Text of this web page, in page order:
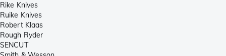
Rike Knives
Ruike Knives
Robert Klaas
Rough Ryder
SENCUT